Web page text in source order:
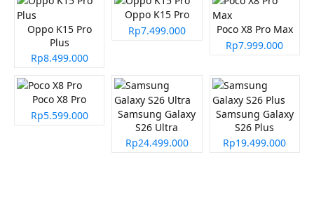
Oppo K15 Pro
Plus
Rp8.499.000
Oppo K15 Pro
Rp7.499.000
Poco X8 Pro Max
Rp7.999.000
Poco X8 Pro
Rp5.599.000
Samsung Galaxy
S26 Ultra
Rp24.499.000
Samsung Galaxy
S26 Plus
Rp19.499.000